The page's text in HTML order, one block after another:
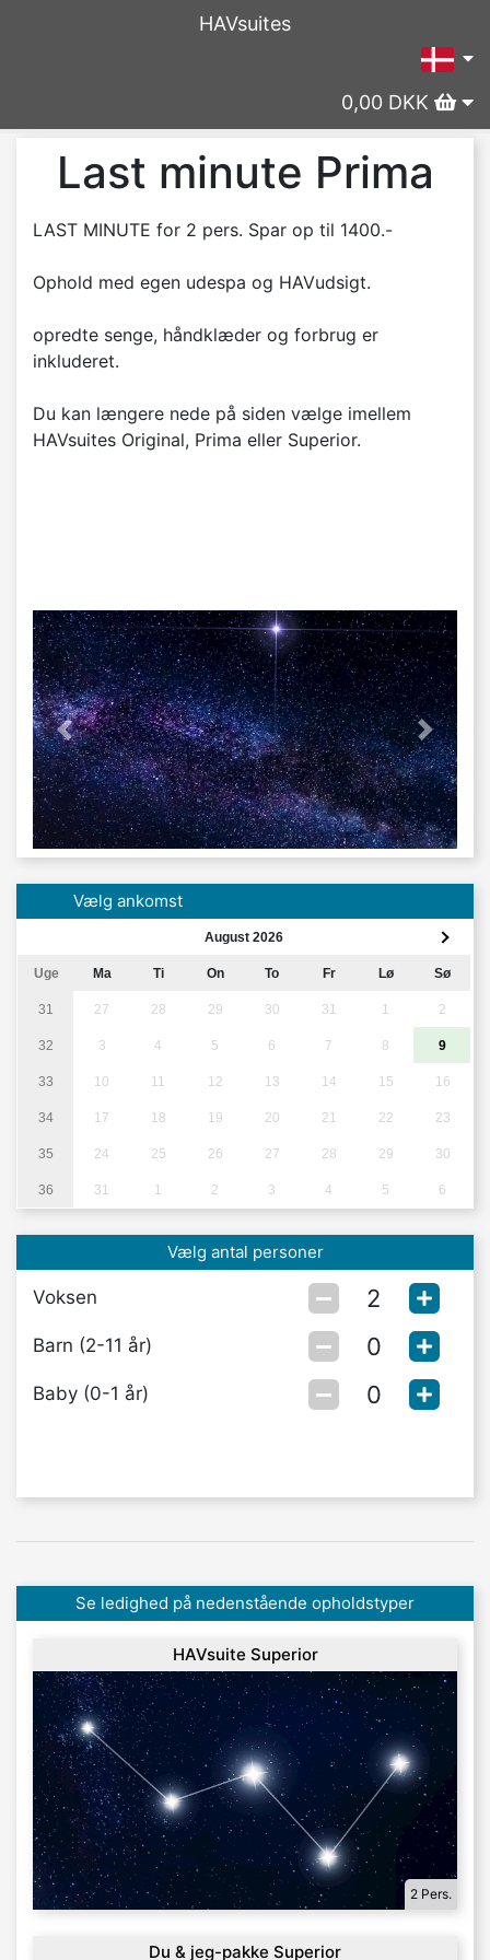
HAVsuites
0,00 DKK
Last minute Prima
LAST MINUTE for 2 pers. Spar op til 1400.-
Ophold med egen udespa og HAVudsigt.
opredte senge, håndklæder og forbrug er
inkluderet.
Du kan længere nede på siden vælge imellem
HAVsuites Original, Prima eller Superior.
'previous' not found Næste
Vælg ankomst
August 2026
Uge Ma Ti On To Fr Lø Sø
31 27 28 29 30 31 1 2
32 3 4 5 6 7 8 9
33 10 11 12 13 14 15 16
34 17 18 19 20 21 22 23
35 24 25 26 27 28 29 30
36 31 1 2 3 4 5 6
Vælg antal personer
Voksen
Barn (2-11 år)
Baby (0-1 år)
Se ledighed på nedenstående opholdstyper
HAVsuite Superior
2 Pers.
Du & jeg-pakke Superior